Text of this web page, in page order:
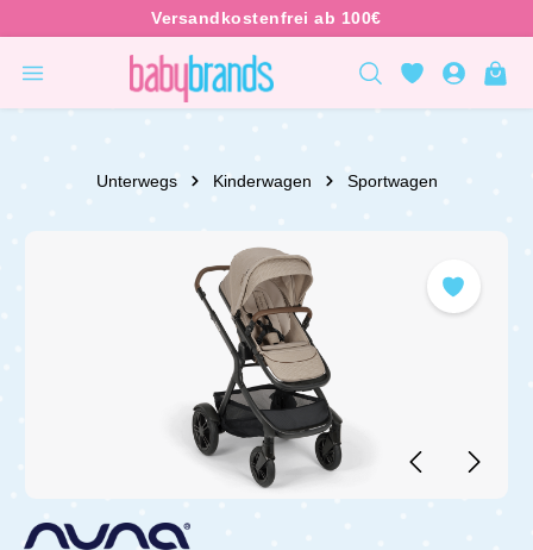
Unterwegs Kinderwagen Sportwagen